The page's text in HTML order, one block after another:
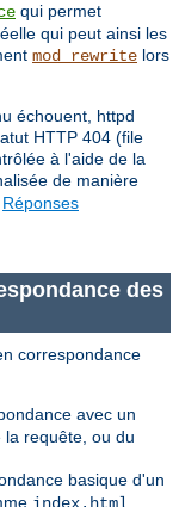
qui permet
qui peut ainsi les
mod_rewrite lors
échouent, httpd
HTTP 404 (file
à l'aide de la
de manière
Réponses
des
correspondance
avec un
requête, ou du
basique d'un
index.html